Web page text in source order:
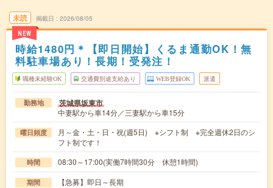
未読
NEW
掲載日 2026/08/05
時給1480円＊【即日開始】くるま通勤OK！無
料駐車場あり！長期！受発注！
職種未経験OK 交通費別途支給あり WEB登録OK 派遣
勤務地 茨城県坂東市
中妻駅から車14分／三妻駅から車15分
曜日頻度
月～金・土・日・祝(週5日) ※シフト制 ※完全週休2日のシ
フト制です！
時間 08:30～17:00(実働7時間30分 休憩1時間)
期間 【急募】即日～長期